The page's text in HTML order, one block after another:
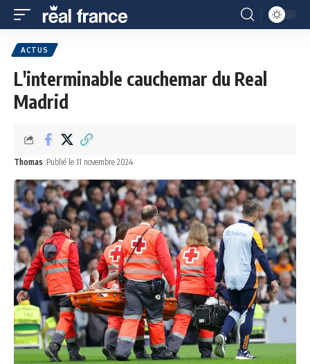
ACTUS
L'interminable cauchemar du Real
Madrid
Thomas Publié le 11 novembre 2024